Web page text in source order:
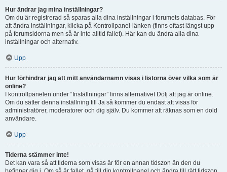
Hur ändrar jag mina inställningar?
Om du är registrerad så sparas alla dina inställningar i forumets databas. För
att ändra inställningar, klicka på Kontrollpanel-länken (finns oftast längst upp
på forumsidorna men så är inte alltid fallet). Här kan du ändra alla dina
inställningar och alternativ.
Upp
Hur förhindrar jag att mitt användarnamn visas i listorna över vilka som är
online?
I kontrollpanelen under “Inställningar” finns alternativet Dölj att jag är online.
Om du sätter denna inställning till Ja så kommer du endast att visas för
administratörer, moderatorer och dig själv. Du kommer att räknas som en dold
användare.
Upp
Tiderna stämmer inte!
Det kan vara så att tiderna som visas är för en annan tidszon än den du